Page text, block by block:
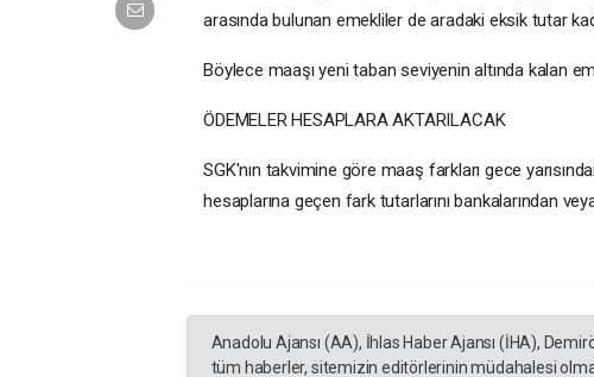
arasında bulunan emekliler de aradaki eksik tutar
Böylece maaşı yeni taban seviyenin altında kalan
ÖDEMELER HESAPLARA AKTARILACAK
SGK'nın takvimine göre maaş farkları gece
hesaplarına geçen fark tutarlarını bankalarından
Anadolu Ajansı (AA), İhlas Haber Ajansı (İHA),
tüm haberler, sitemizin editörlerinin müdahalesi